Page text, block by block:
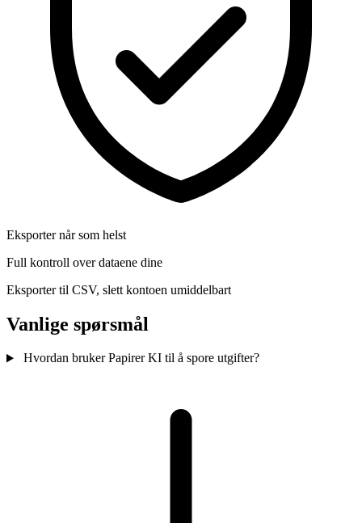
Eksporter når som helst
Full kontroll over dataene dine
Eksporter til CSV, slett kontoen umiddelbart
Vanlige spørsmål
Hvordan bruker Papirer KI til å spore utgifter?